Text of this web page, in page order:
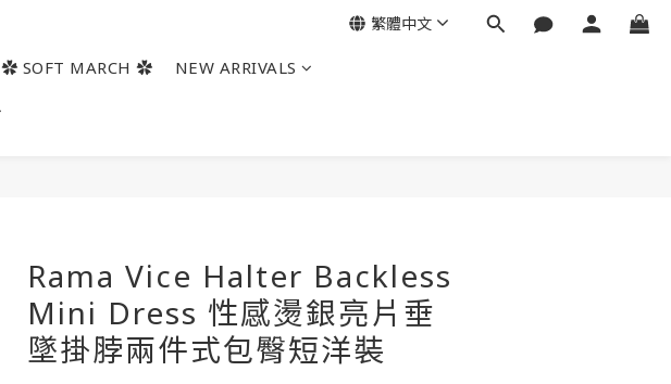
✿ SOFT MARCH ✿ NEW ARRIVALS
繁體中文
Rama Vice Halter Backless
Mini Dress 性感燙銀亮片垂
墜掛脖兩件式包臀短洋裝